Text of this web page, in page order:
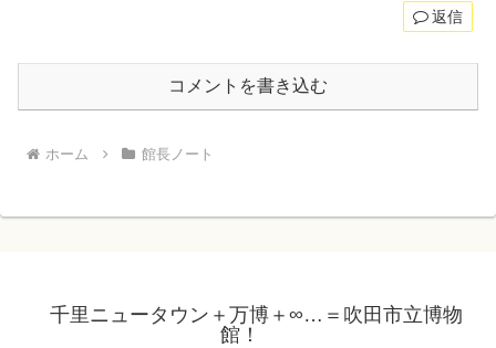
返信
コメントを書き込む
ホーム 館長ノート
千里ニュータウン＋万博＋∞…＝吹田市立博物
館！